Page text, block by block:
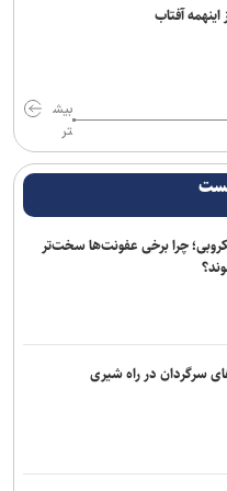
حقیقت، مطالبه‌گری آگاهانه
صیانت از حقیقت و انعکاس
آفتاب
بیش
تر
چرا برخی عفونت‌ها سخت‌تر
سرگردان در راه شیری